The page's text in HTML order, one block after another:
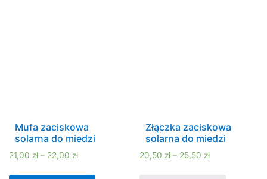
Mufa zaciskowa
solarna do miedzi
21,00 zł – 22,00 zł
Złączka zaciskowa
solarna do miedzi
20,50 zł – 25,50 zł